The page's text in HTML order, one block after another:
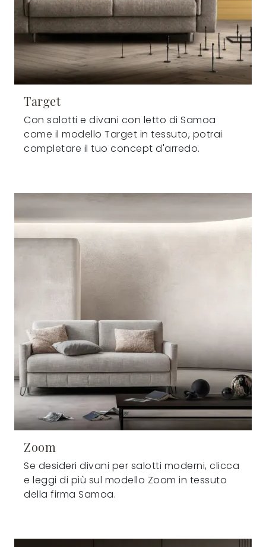
Target
Con salotti e divani con letto di Samoa
come il modello Target in tessuto, potrai
completare il tuo concept d'arredo.
Zoom
Se desideri divani per salotti moderni, clicca
e leggi di più sul modello Zoom in tessuto
della firma Samoa.